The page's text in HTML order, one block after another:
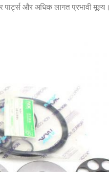
पार्ट्स और अधिक लागत प्रभावी मूल्य।